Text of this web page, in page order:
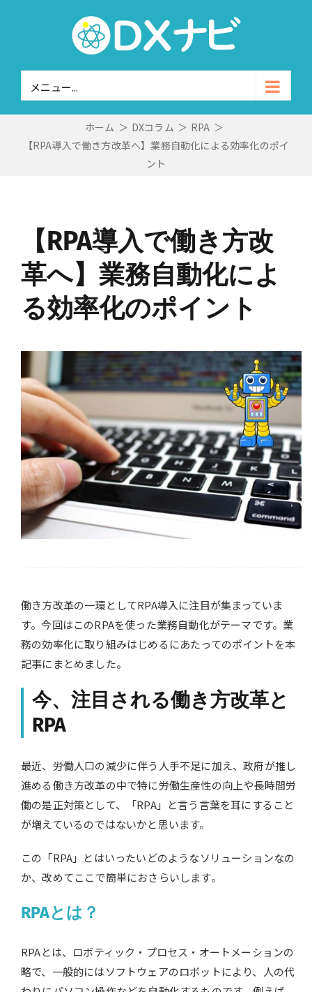
メニュー...
ホーム ＞ DXコラム ＞ RPA ＞
【RPA導入で働き方改革へ】業務自動化による効率化のポイ
ント
【RPA導入で働き方改
革へ】業務自動化によ
る効率化のポイント
働き方改革の一環としてRPA導入に注目が集まっていま
す。今回はこのRPAを使った業務自動化がテーマです。業
務の効率化に取り組みはじめるにあたってのポイントを本
記事にまとめました。
今、注目される働き方改革と
RPA
最近、労働人口の減少に伴う人手不足に加え、政府が推し
進める働き方改革の中で特に労働生産性の向上や長時間労
働の是正対策として、「RPA」と言う言葉を耳にすること
が増えているのではないかと思います。
この「RPA」とはいったいどのようなソリューションなの
か、改めてここで簡単におさらいします。
RPAとは？
RPAとは、ロボティック・プロセス・オートメーションの
略で、一般的にはソフトウェアのロボットにより、人の代